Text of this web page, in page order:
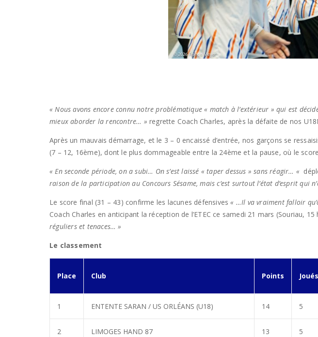
« Nous avons encore connu notre problématique « match à l’extérieur » qui est
mieux aborder la rencontre… » regrette Coach Charles, après la défaite de nos
Après un mauvais démarrage, et le 3 – 0 encaissé d’entrée, nos garçons se
(7 – 12, 16ème), dont le plus dommageable entre la 24ème et la pause, où le
« En seconde période, on a subi… On s’est laissé « taper dessus » sans réagir… «
raison de la participation au Concours Sésame, mais c’est surtout l’état d’esprit qui
Le score final (31 – 43) confirme les lacunes défensives« …Il va vraiment falloir
Coach Charles en anticipant la réception de l’ETEC ce samedi 21 mars (Souriau,
réguliers et tenaces… »
Le classement
Place Club Points Joués
1 ENTENTE SARAN / US ORLÉANS (U18) 14 5
2 LIMOGES HAND 87 13 5